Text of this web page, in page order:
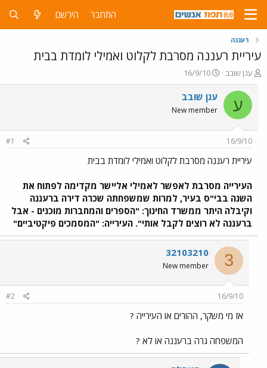
התחבר הירשם
רעננה
עיריית רעננה מסרבת לקלוט ואמילי לומדת בבית
פ
ו
ת
ח
ה
ו
ש
א
ענן שובב
פ
ו
ר
ס
ם
ר
16/9/10
ע ענן שובב
New member
16/9/10
#1
עיריית רעננה מסרבת לקלוט ואמילי לומדת בבית
העירייה מסרבת לאפשר לאמילי אליישר מקדימה לפתוח את
השנה בבי"ס בעיר, למרות שמשפחתה שכרה דירה ברעננה
וקיבלה היתר ממשרד החינוך: "הספרים והמחברות מוכנים - אבל
ברעננה לא רוצים לקבל אותי". העירייה: "המסמכים פיקטיביים"
3
32103210
New member
16/9/10
#2
אז מי משקר, ההורים או העירייה ?
המשפחה גרה ברעננה או לא ?